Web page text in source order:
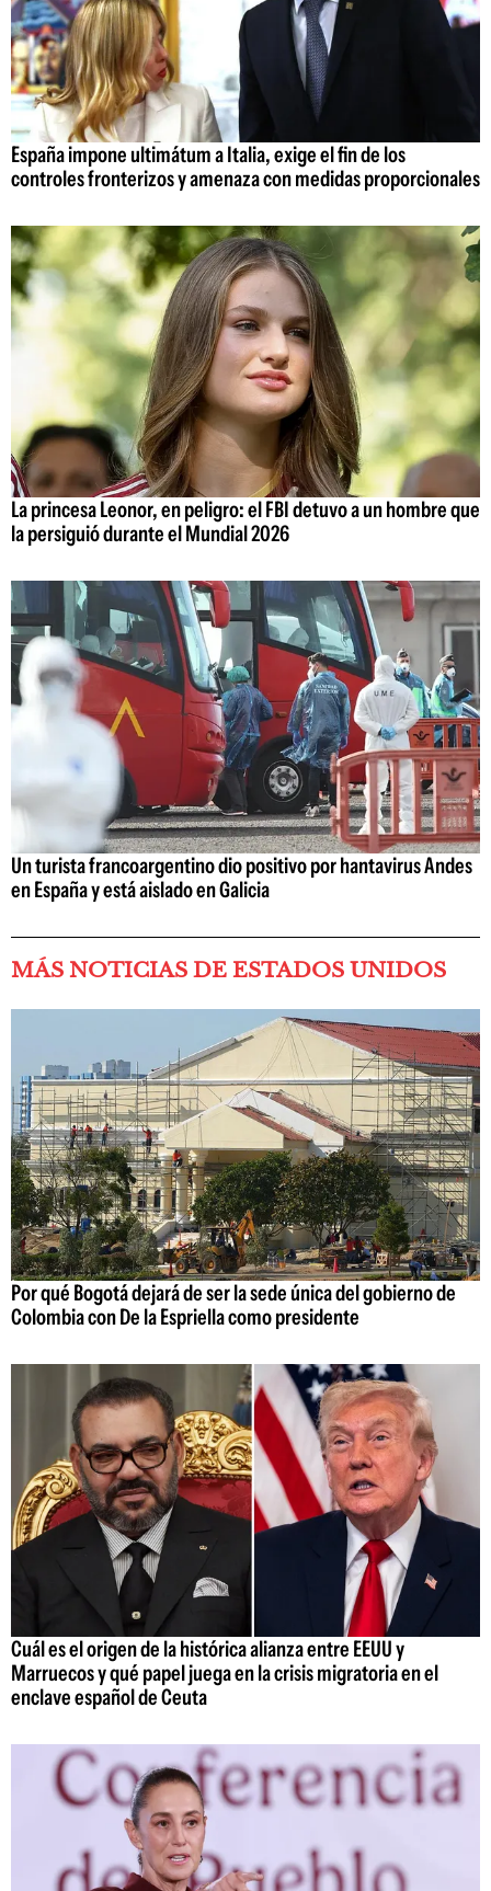
España impone ultimátum a Italia, exige el fin de los
controles fronterizos y amenaza con medidas proporcionales
La princesa Leonor, en peligro: el FBI detuvo a un hombre que
la persiguió durante el Mundial 2026
Un turista francoargentino dio positivo por hantavirus Andes
en España y está aislado en Galicia
MÁS NOTICIAS DE ESTADOS UNIDOS
Por qué Bogotá dejará de ser la sede única del gobierno de
Colombia con De la Espriella como presidente
Cuál es el origen de la histórica alianza entre EEUU y
Marruecos y qué papel juega en la crisis migratoria en el
enclave español de Ceuta